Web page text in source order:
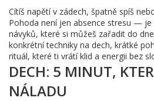
Cítíš napětí v zádech, špatně spíš
Pohoda není jen absence stresu —
návyků, které si můžeš zařadit do
konkrétní techniky na dech, krátké
rituál, které ti vrátí klid a energii bez
DECH: 5 MINUT,
NÁLADU